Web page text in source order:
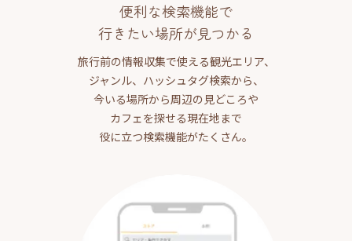
便利な検索機能で
行きたい場所が見つかる
旅行前の情報収集で使える観光エリア、
ジャンル、ハッシュタグ検索から、
今いる場所から周辺の見どころや
カフェを探せる現在地まで
役に立つ検索機能がたくさん。